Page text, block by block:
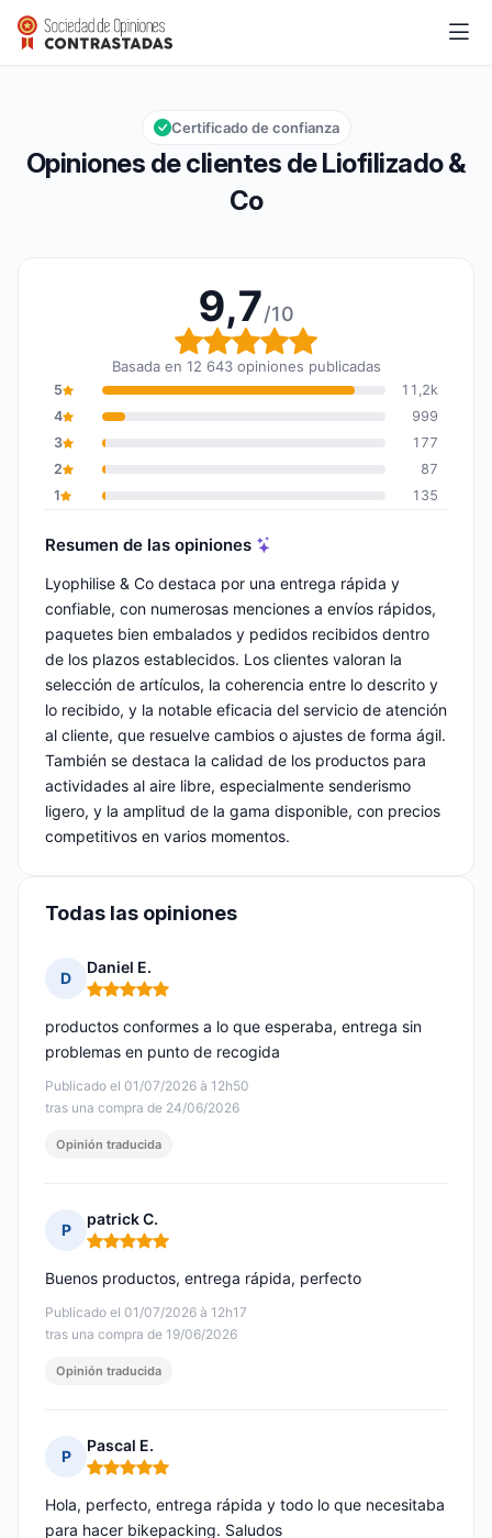
Liofilizado & Co
Calificación global: 9,7 de 10
9,7/10
Opiniones de clientes de Liofilizado &
Co
Certificado de confianza
9,7/10
Calificación global: 9,7
Basada en 12 643 opiniones publicadas
5
11,2k
4
999
3
177
2
87
1
135
Resumen de las opiniones
Lyophilise & Co destaca por una entrega rápida y
confiable, con numerosas menciones a envíos rápidos,
paquetes bien embalados y pedidos recibidos dentro
de los plazos establecidos. Los clientes valoran la
selección de artículos, la coherencia entre lo descrito y
lo recibido, y la notable eficacia del servicio de atención
al cliente, que resuelve cambios o ajustes de forma ágil.
También se destaca la calidad de los productos para
actividades al aire libre, especialmente senderismo
ligero, y la amplitud de la gama disponible, con precios
competitivos en varios momentos.
Todas las opiniones
D
Daniel E.
Nota: 5 de 5
Publicado el 01/07/2026 à 12h50
tras una compra de 24/06/2026
productos conformes a lo que esperaba, entrega sin
problemas en punto de recogida
Opinión traducida
P
patrick C.
Nota: 5 de 5
Publicado el 01/07/2026 à 12h17
tras una compra de 19/06/2026
Buenos productos, entrega rápida, perfecto
Opinión traducida
P
Pascal E.
Nota: 5 de 5
Hola, perfecto, entrega rápida y todo lo que necesitaba
para hacer bikepacking. Saludos